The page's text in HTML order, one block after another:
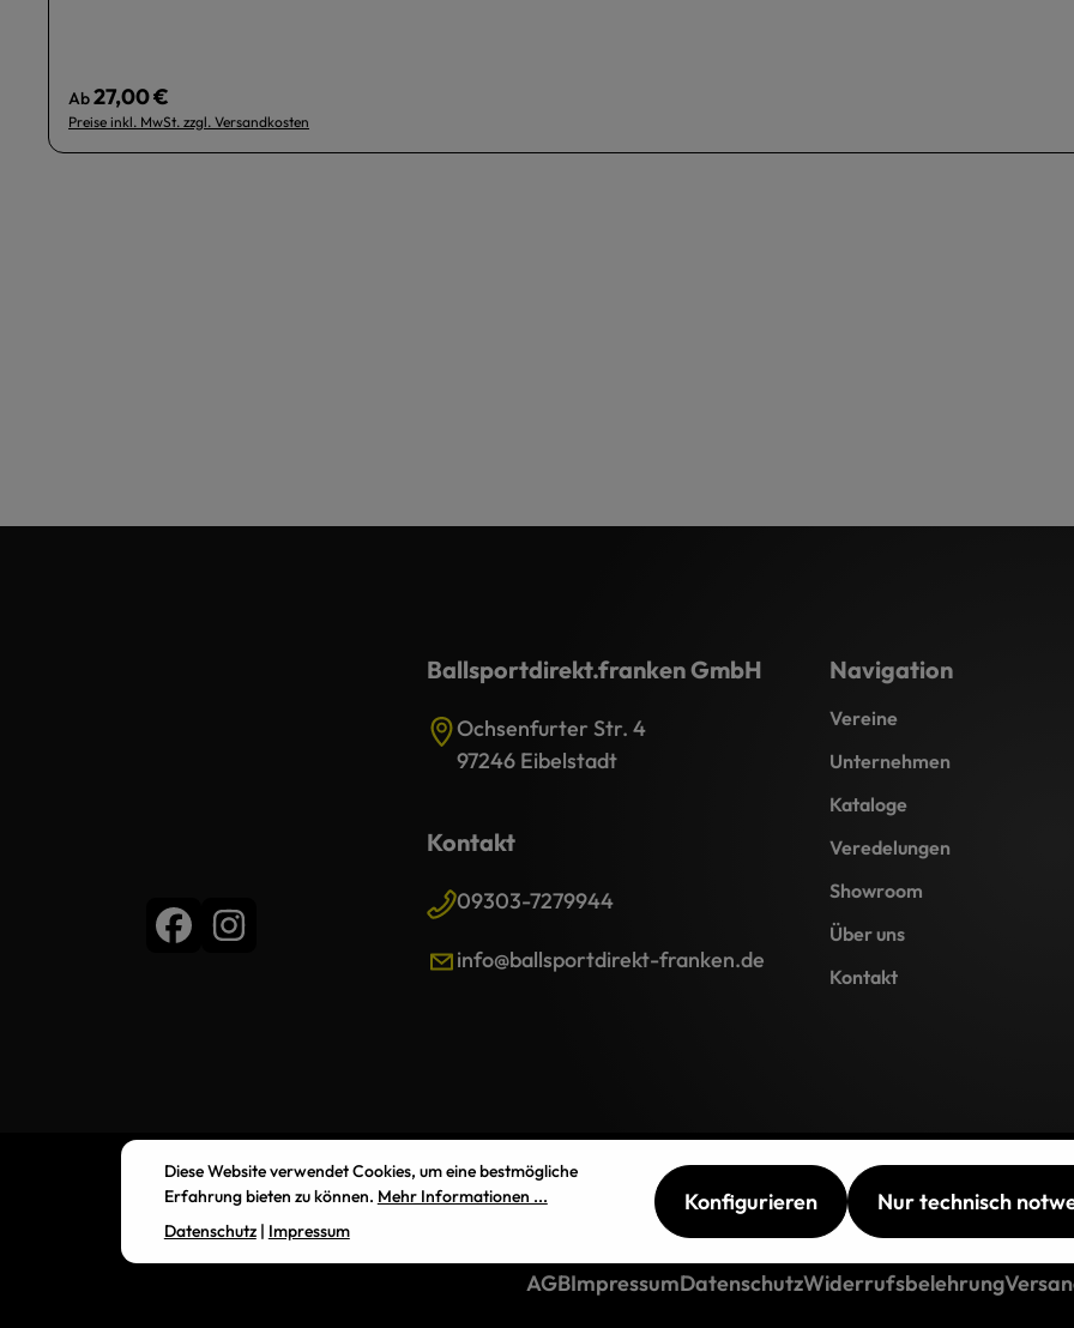
Regulärer Preis:
Ab27,00 €
Preise inkl. MwSt. zzgl. Versandkosten
Ballsportdirekt.franken GmbH
Ochsenfurter Str. 4
97246 Eibelstadt
Kontakt
09303-7279944
info@ballsportdirekt-franken.de
Navigation
Vereine
Unternehmen
Kataloge
Veredelungen
Showroom
Über uns
Kontakt
AGBImpressumDatenschutzWiderrufsbelehrung
Diese Website verwendet Cookies, um eine bestmögliche
Erfahrung bieten zu können. Mehr Informationen ...
Datenschutz| Impressum
Nur technisch
Konfigurieren